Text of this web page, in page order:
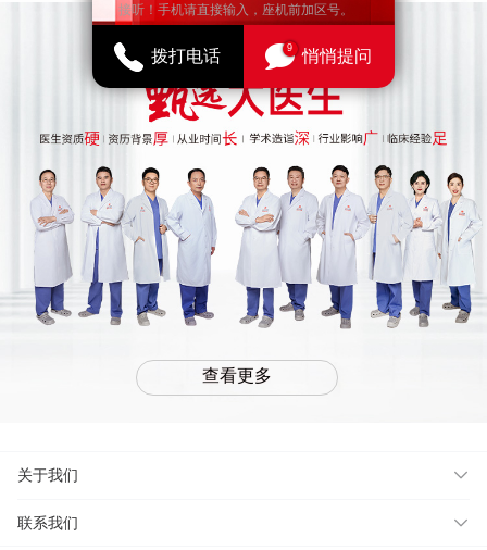
查看更多
关于我们
联系我们
接听！手机请直接输入，座机前加区号。
拨打电话 9 悄悄提问